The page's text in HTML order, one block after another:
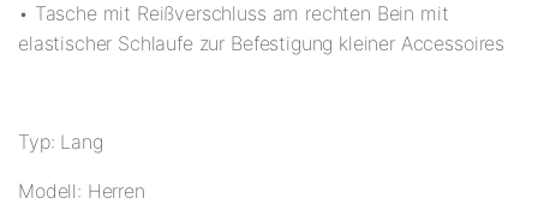
• Tasche mit Reißverschluss am rechten Bein mit
elastischer Schlaufe zur Befestigung kleiner Accessoires
Typ: Lang
Modell: Herren